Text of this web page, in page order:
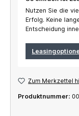
Nutzen Sie die
Erfolg. Keine
Entscheidung
Zum Merkzettel
Produktnummer: